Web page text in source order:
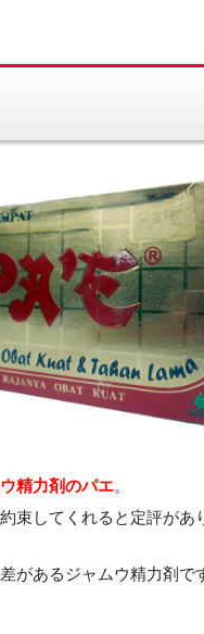
精力剤のパエ。
束してくれると定評があ
があるジャムウ精力剤で